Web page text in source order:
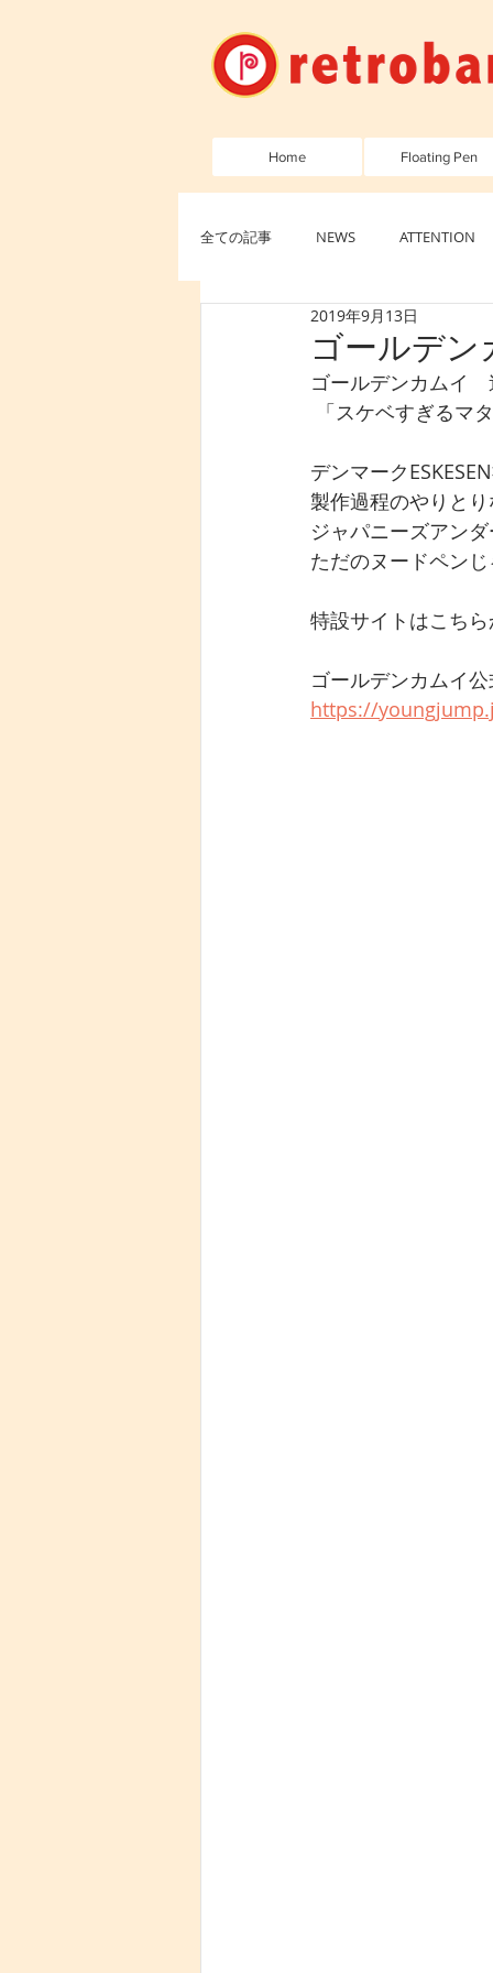
Home Floating Pen
全ての記事 NEWS ATTENTION
ゴールデ
2019年9月13日
ゴールデンカムイ
「スケベすぎるマ
デンマーク
製作過程のやりと
ジャパニーズアン
ただのヌードペン
特設サイトはこち
ゴールデンカムイ
https://